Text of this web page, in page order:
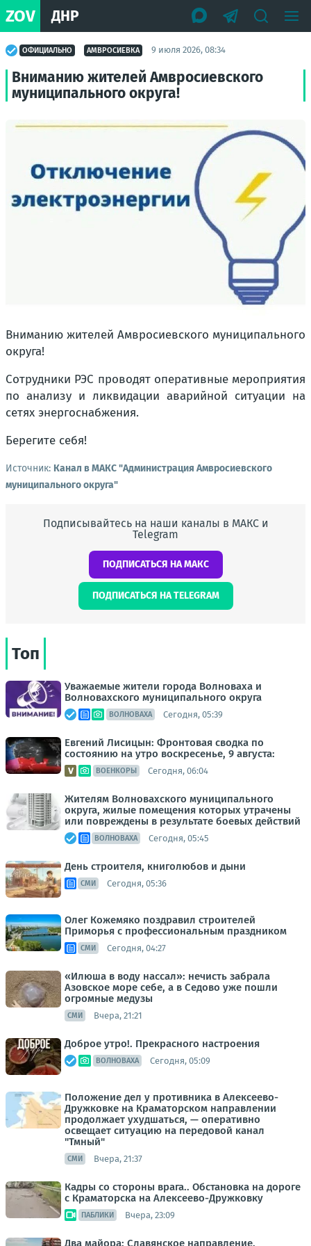
ZOV ДНР
ОФИЦИАЛЬНО АМВРОСИЕВКА 9 июля 2026, 08:34
Вниманию жителей Амвросиевского
муниципального округа!
Вниманию жителей Амвросиевского муниципального
округа!
Сотрудники РЭС проводят оперативные мероприятия
по анализу и ликвидации аварийной ситуации на
сетях энергоснабжения.
Берегите себя!
Источник: Канал в МАКС "Администрация Амвросиевского
муниципального округа"
Подписывайтесь на наши каналы в МАКС и
Telegram
ПОДПИСАТЬСЯ НА МАКС
ПОДПИСАТЬСЯ НА TELEGRAM
Топ
Уважаемые жители города Волноваха и
Волновахского муниципального округа
ВОЛНОВАХА Сегодня, 05:39
Евгений Лисицын: Фронтовая сводка по
состоянию на утро воскресенье, 9 августа:
ВОЕНКОРЫ Сегодня, 06:04
Жителям Волновахского муниципального
округа, жилые помещения которых утрачены
или повреждены в результате боевых действий
ВОЛНОВАХА Сегодня, 05:45
День строителя, книголюбов и дыни
СМИ Сегодня, 05:36
Олег Кожемяко поздравил строителей
Приморья с профессиональным праздником
СМИ Сегодня, 04:27
«Илюша в воду нассал»: нечисть забрала
Азовское море себе, а в Седово уже пошли
огромные медузы
СМИ Вчера, 21:21
Доброе утро!. Прекрасного настроения
ВОЛНОВАХА Сегодня, 05:09
Положение дел у противника в Алексеево-
Дружковке на Краматорском направлении
продолжает ухудшаться, — оперативно
освещает ситуацию на передовой канал
"Тмный"
СМИ Вчера, 21:37
Кадры со стороны врага.. Обстановка на дороге
с Краматорска на Алексеево-Дружковку
ПАБЛИКИ Вчера, 23:09
Два майора: Славянское направление.